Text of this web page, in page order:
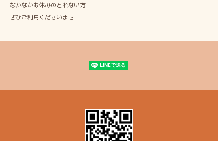
なかなかお休みのとれない方
ぜひご利用くださいませ